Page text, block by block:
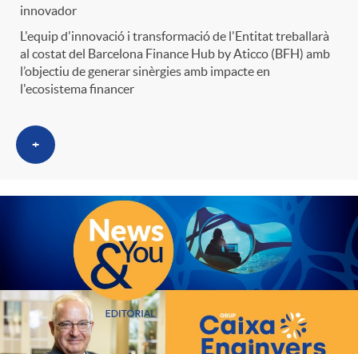
innovador
L'equip d'innovació i transformació de l'Entitat treballarà
al costat del Barcelona Finance Hub by Aticco (BFH) amb
l’objectiu de generar sinèrgies amb impacte en
l'ecosistema financer
+